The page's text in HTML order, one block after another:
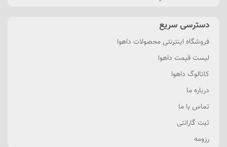
دسترسی سریع
فروشگاه اینترنتی محصولات داهوا
لیست قیمت داهوا
کاتالوگ داهوا
درباره ما
تماس با ما
ثبت گارانتی
رزومه